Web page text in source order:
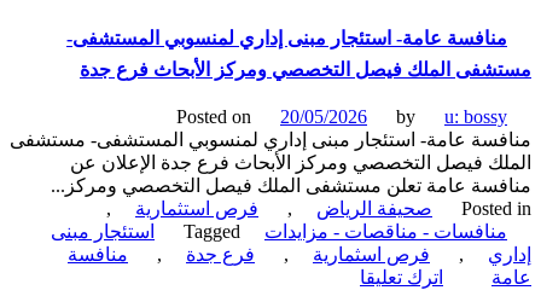
تأجير
موقع
كافيتريا
بالدور
الأول
بالمبنى
الغربي-
مستشفى
الملك
فيصل
التخصصي
عامة- استئجار مبنى إداري لمنسوبي المستشفى-
الملك فيصل التخصصي ومركز الأبحاث فرع جدة
Posted on 20/05/2026 by
u:
عامة- استئجار مبنى إداري لمنسوبي المستشفى- مستشفى
فيصل التخصصي ومركز الأبحاث فرع جدة الإعلان عن
عامة تعلن مستشفى الملك فيصل التخصصي ومركز...
صحيفة الرياض , فرص استثمارية
,
- مناقصات - مزايدات
Tagged
استئجار مبنى
, فرص اسثمارية , فرع جدة ,
منافسة
اترك تعليقاon